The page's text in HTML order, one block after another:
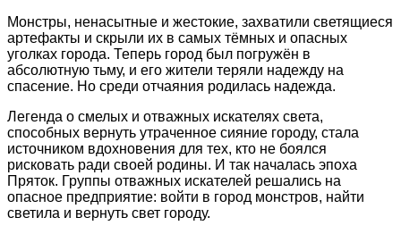
Монстры, ненасытные и жестокие, захватили светящиеся
артефакты и скрыли их в самых тёмных и опасных
уголках города. Теперь город был погружён в
абсолютную тьму, и его жители теряли надежду на
спасение. Но среди отчаяния родилась надежда.
Легенда о смелых и отважных искателях света,
способных вернуть утраченное сияние городу, стала
источником вдохновения для тех, кто не боялся
рисковать ради своей родины. И так началась эпоха
Пряток. Группы отважных искателей решались на
опасное предприятие: войти в город монстров, найти
светила и вернуть свет городу.